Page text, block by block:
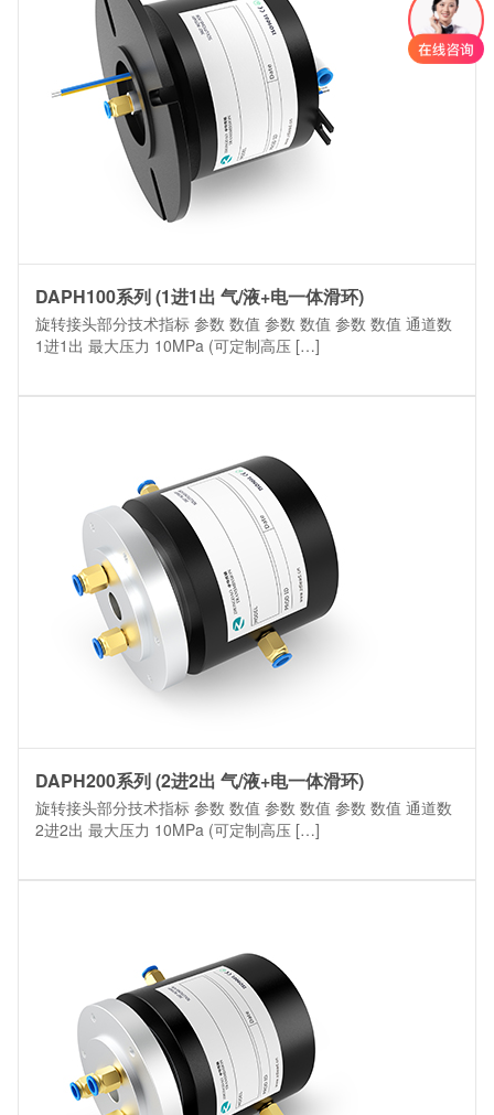
DAPH100系列 (1进1出 气/液+电一体滑环)
旋转接头部分技术指标 参数 数值 参数 数值 参数 数值 通道数
1进1出 最大压力 10MPa (可定制高压 […]
DAPH200系列 (2进2出 气/液+电一体滑环)
旋转接头部分技术指标 参数 数值 参数 数值 参数 数值 通道数
2进2出 最大压力 10MPa (可定制高压 […]